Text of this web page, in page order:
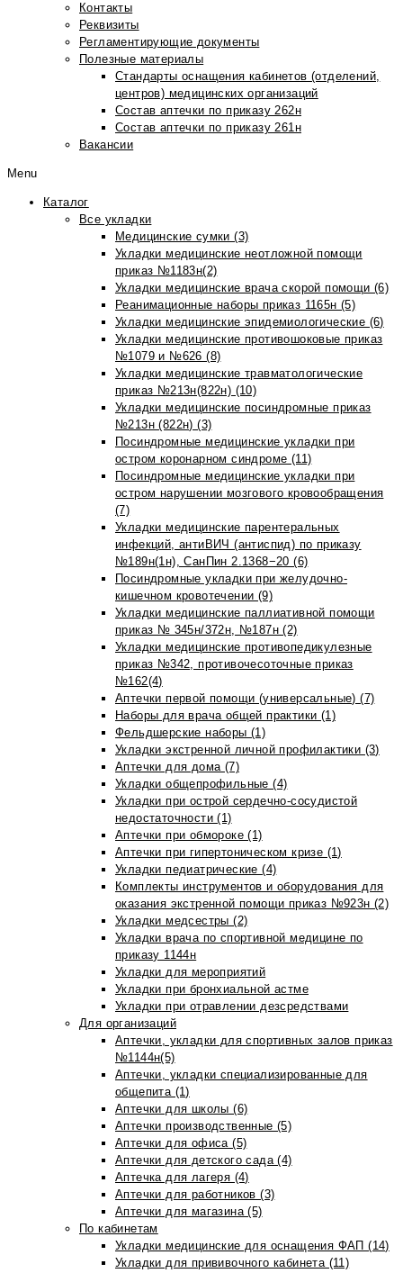
Контакты
Реквизиты
Регламентирующие документы
Полезные материалы
Стандарты оснащения кабинетов (отделений,
центров) медицинских организаций
Состав аптечки по приказу 262н
Состав аптечки по приказу 261н
Вакансии
Menu
Каталог
Все укладки
Медицинские сумки (3)
Укладки медицинские неотложной помощи
приказ №1183н(2)
Укладки медицинские врача скорой помощи (6)
Реанимационные наборы приказ 1165н (5)
Укладки медицинские эпидемиологические (6)
Укладки медицинские противошоковые приказ
№1079 и №626 (8)
Укладки медицинские травматологические
приказ №213н(822н) (10)
Укладки медицинские посиндромные приказ
№213н (822н) (3)
Посиндромные медицинские укладки при
остром коронарном синдроме (11)
Посиндромные медицинские укладки при
остром нарушении мозгового кровообращения
(7)
Укладки медицинские парентеральных
инфекций, антиВИЧ (антиспид) по приказу
№189н(1н), СанПин 2.1368−20 (6)
Посиндромные укладки при желудочно-
кишечном кровотечении (9)
Укладки медицинские паллиативной помощи
приказ № 345н/372н, №187н (2)
Укладки медицинские противопедикулезные
приказ №342, противочесоточные приказ
№162(4)
Аптечки первой помощи (универсальные) (7)
Наборы для врача общей практики (1)
Фельдшерские наборы (1)
Укладки экстренной личной профилактики (3)
Аптечки для дома (7)
Укладки общепрофильные (4)
Укладки при острой сердечно-сосудистой
недостаточности (1)
Аптечки при обмороке (1)
Аптечки при гипертоническом кризе (1)
Укладки педиатрические (4)
Комплекты инструментов и оборудования для
оказания экстренной помощи приказ №923н (2)
Укладки медсестры (2)
Укладки врача по спортивной медицине по
приказу 1144н
Укладки для мероприятий
Укладки при бронхиальной астме
Укладки при отравлении дезсредствами
Для организаций
Аптечки, укладки для спортивных залов приказ
№1144н(5)
Аптечки, укладки специализированные для
общепита (1)
Аптечки для школы (6)
Аптечки производственные (5)
Аптечки для офиса (5)
Аптечки для детского сада (4)
Аптечка для лагеря (4)
Аптечки для работников (3)
Аптечки для магазина (5)
По кабинетам
Укладки медицинские для оснащения ФАП (14)
Укладки для прививочного кабинета (11)